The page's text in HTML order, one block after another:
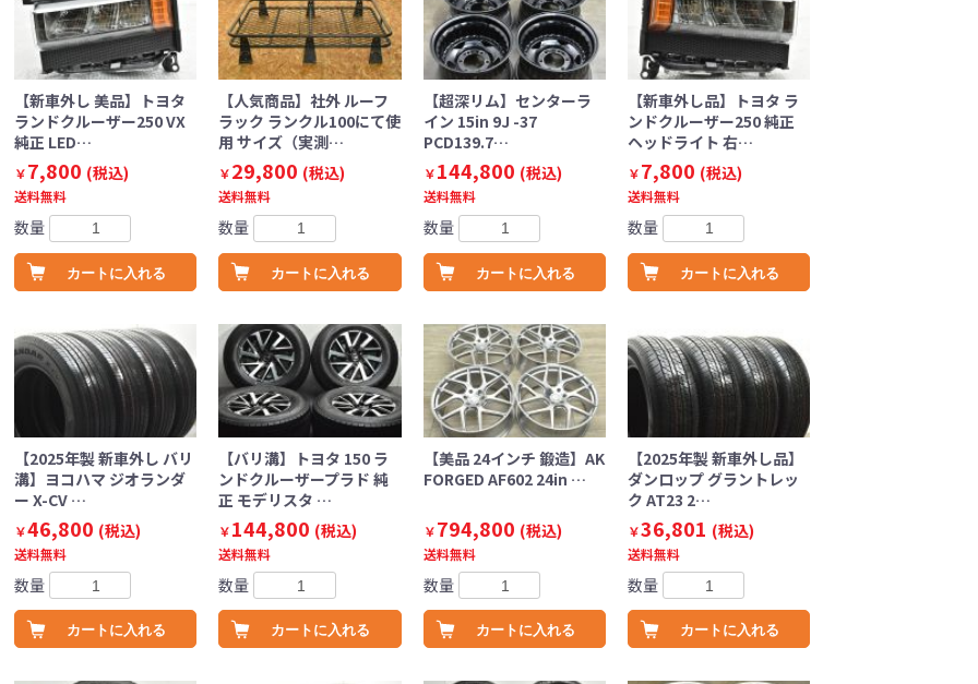
【新車外し 美品】トヨタ
ランドクルーザー250 VX
純正 LED…
￥7,800 (税込)
送料無料
数量
カートに入れる
【人気商品】社外 ルーフ
ラック ランクル100にて使
用 サイズ（実測…
￥29,800 (税込)
送料無料
数量
カートに入れる
【超深リム】センターラ
イン 15in 9J -37
PCD139.7…
￥144,800 (税込)
送料無料
数量
カートに入れる
【新車外し品】トヨタ ラ
ンドクルーザー250 純正
ヘッドライト 右…
￥7,800 (税込)
送料無料
数量
カートに入れる
【2025年製 新車外し バリ
溝】ヨコハマ ジオランダ
ー X-CV …
￥46,800 (税込)
送料無料
数量
カートに入れる
【バリ溝】トヨタ 150 ラ
ンドクルーザープラド 純
正 モデリスタ …
￥144,800 (税込)
送料無料
数量
カートに入れる
【美品 24インチ 鍛造】AK
FORGED AF602 24in …
￥794,800 (税込)
送料無料
数量
カートに入れる
【2025年製 新車外し品】
ダンロップ グラントレッ
ク AT23 2…
￥36,801 (税込)
送料無料
数量
カートに入れる